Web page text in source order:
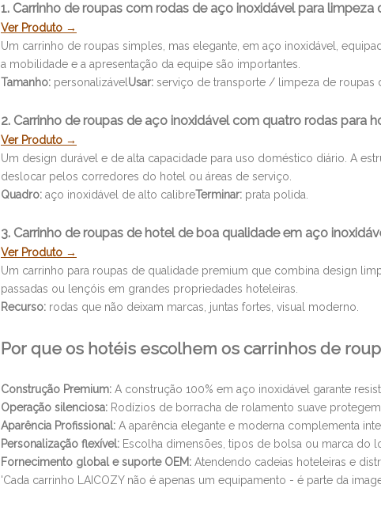
1. Carrinho de roupas com rodas de aço inoxidável para limpeza
Ver Produto →
Um carrinho de roupas simples, mas elegante, em aço inoxidável,
a mobilidade e a apresentação da equipe são importantes.
Tamanho: personalizável Usar: serviço de transporte / limpeza de roupas
2. Carrinho de roupas de aço inoxidável com quatro rodas para
Ver Produto →
Um design durável e de alta capacidade para uso doméstico diário. A
deslocar pelos corredores do hotel ou áreas de serviço.
Quadro: aço inoxidável de alto calibreTerminar: prata polida.
3. Carrinho de roupas de hotel de boa qualidade em aço
Ver Produto →
Um carrinho para roupas de qualidade premium que combina design
passadas ou lençóis em grandes propriedades hoteleiras.
Recurso: rodas que não deixam marcas, juntas fortes, visual moderno.
Por que os hotéis escolhem os carrinhos de
Construção Premium: A construção 100% em aço inoxidável garante
Operação silenciosa: Rodízios de borracha de rolamento suave
Aparência Profissional: A aparência elegante e moderna complementa
Personalização flexível: Escolha dimensões, tipos de bolsa ou marca do
Fornecimento global e suporte OEM: Atendendo cadeias hoteleiras e
'Cada carrinho LAICOZY não é apenas um equipamento - é parte da